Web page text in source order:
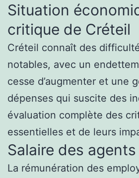
Situation
critique de Créteil
Créteil connaît des
notables, avec un
cesse d’augmenter et une
dépenses qui suscite des
évaluation complète des
essentielles et de leurs
Salaire des agents
La rémunération des